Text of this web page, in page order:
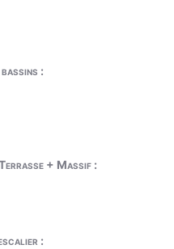
:
+ Massif :
: